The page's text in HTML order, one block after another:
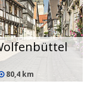
80,4 km